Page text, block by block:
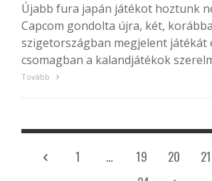
Újabb fura japán játékot hoztunk
Capcom gondolta újra, két,
szigetországban megjelent játékát
csomagban a kalandjátékok
Tovább
1 … 19 20 21